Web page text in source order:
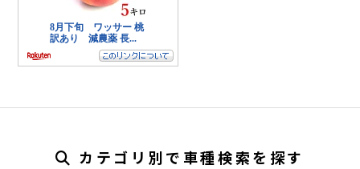
カテゴリ別で車種検索を探す